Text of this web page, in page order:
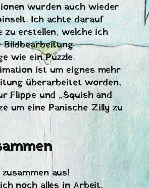
wurden auch wieder
Ich achte darauf
zu erstellen, welche ich
wie ein Puzzle.
ist um eignes mehr
überarbeitet worden,
Flippe und „Squish and
um eine Panische Zilly zu
aus!